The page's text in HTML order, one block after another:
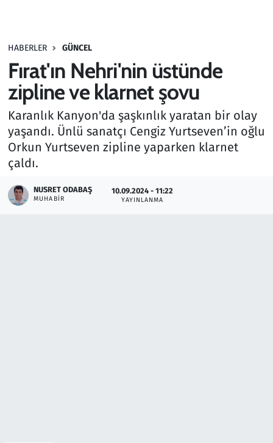
HABERLER GÜNCEL
Fırat'ın Nehri'nin üstünde
zipline ve klarnet şovu
Karanlık Kanyon'da şaşkınlık yaratan bir olay
yaşandı. Ünlü sanatçı Cengiz Yurtseven’in oğlu
Orkun Yurtseven zipline yaparken klarnet
çaldı.
NUSRET ODABAŞ
MUHABIR
10.09.2024 - 11:22
YAYINLANMA
Haber
Kültür Sanat
Kurumsal Haberler
Lezzet Durağı